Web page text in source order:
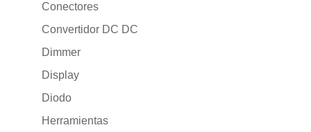
Conectores
Convertidor DC DC
Dimmer
Display
Diodo
Herramientas